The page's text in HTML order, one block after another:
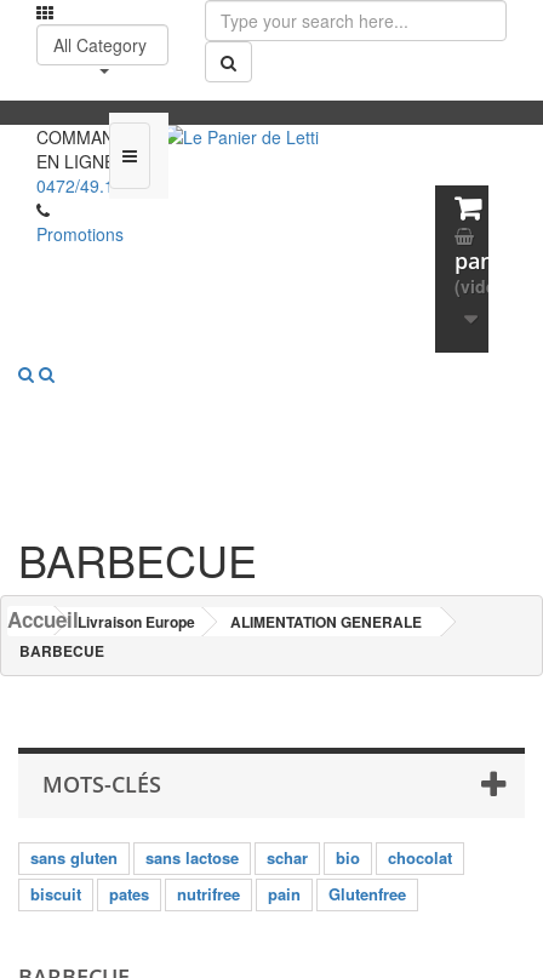
All Category
COMMANDEZ
EN LIGNE :
0472/49.13.65
Promotions
panier
(vide)
BARBECUE
AccueilLivraison Europe
ALIMENTATION GENERALE
BARBECUE
MOTS-CLÉS
sans gluten sans lactose schar bio
chocolat
biscuit
pates nutrifree pain Glutenfree